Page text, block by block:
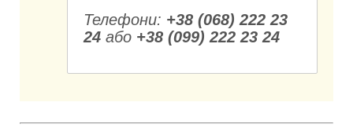
Телефони: +38 (068) 222 23
24 або+38 (099) 222 23 24